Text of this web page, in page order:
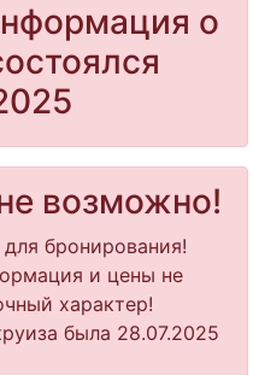
о
возможно!
бронирования!
и цены не
характер!
была 28.07.2025